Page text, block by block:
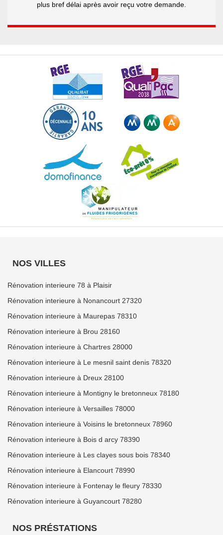
plus bref délai après avoir reçu votre demande.
NOS VILLES
Rénovation interieure 78 à Plaisir
Rénovation interieure à Nonancourt 27320
Rénovation interieure à Maurepas 78310
Rénovation interieure à Brou 28160
Rénovation interieure à Chartres 28000
Rénovation interieure à Le mesnil saint denis 78320
Rénovation interieure à Dreux 28100
Rénovation interieure à Montigny le bretonneux 78180
Rénovation interieure à Versailles 78000
Rénovation interieure à Voisins le bretonneux 78960
Rénovation interieure à Bois d arcy 78390
Rénovation interieure à Les clayes sous bois 78340
Rénovation interieure à Elancourt 78990
Rénovation interieure à Fontenay le fleury 78330
Rénovation interieure à Guyancourt 78280
NOS PRÉSTATIONS